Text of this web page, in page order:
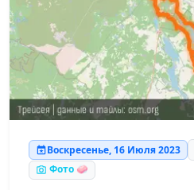
Воскресенье, 16 Июля 2023
Фото 🧼